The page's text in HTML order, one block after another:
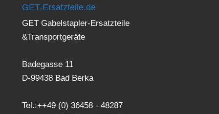
GET-Ersatzteile.de
GET Gabelstapler-Ersatzteile
&Transportgeräte
Badegasse 11
D-99438 Bad Berka
Tel.:++49 (0) 36458 - 48287